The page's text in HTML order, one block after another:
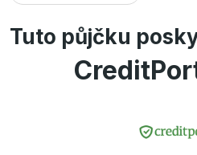
Tuto půjčku